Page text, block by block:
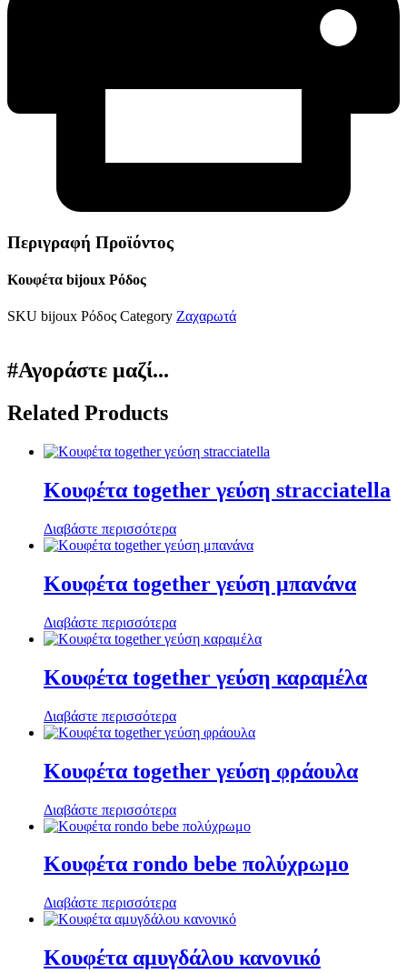
Περιγραφή Προϊόντος
Κουφέτα bijoux Ρόδος
SKU bijoux Ρόδος Category Ζαχαρωτά
#Αγοράστε μαζί...
Related Products
Κουφέτα together γεύση stracciatella
Διαβάστε περισσότερα
Κουφέτα together γεύση μπανάνα
Διαβάστε περισσότερα
Κουφέτα together γεύση καραμέλα
Διαβάστε περισσότερα
Κουφέτα together γεύση φράουλα
Διαβάστε περισσότερα
Κουφέτα rondo bebe πολύχρωμο
Διαβάστε περισσότερα
Κουφέτα αμυγδάλου κανονικό